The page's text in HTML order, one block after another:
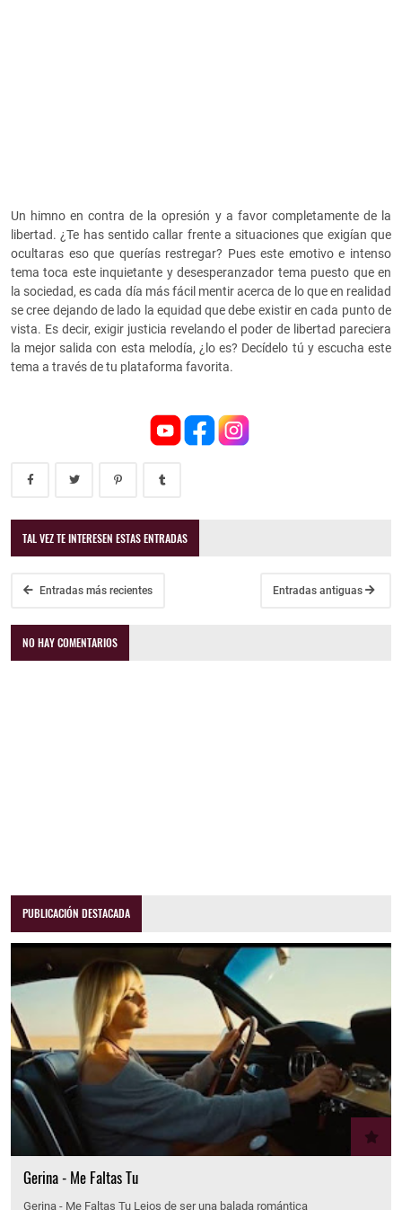
Un himno en contra de la opresión y a favor completamente de la
libertad. ¿Te has sentido callar frente a situaciones que exigían que
ocultaras eso que querías restregar? Pues este emotivo e intenso
tema toca este inquietante y desesperanzador tema puesto que en
la sociedad, es cada día más fácil mentir acerca de lo que en realidad
se cree dejando de lado la equidad que debe existir en cada punto de
vista. Es decir, exigir justicia revelando el poder de libertad pareciera
la mejor salida con esta melodía, ¿lo es? Decídelo tú y escucha este
tema a través de tu plataforma favorita.
TAL VEZ TE INTERESEN ESTAS ENTRADAS
Entradas más recientes Entradas antiguas
NO HAY COMENTARIOS
PUBLICACIÓN DESTACADA
Gerina - Me Faltas Tu
Gerina - Me Faltas Tu Lejos de ser una balada romántica